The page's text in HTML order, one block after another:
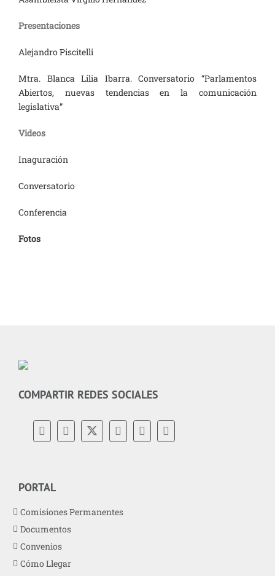
Presentaciones
Alejandro Piscitelli
Mtra. Blanca Lilia Ibarra. Conversatorio “Parlamentos
Abiertos, nuevas tendencias en la comunicación
legislativa”
Videos
Inaguración
Conversatorio
Conferencia
Fotos
COMPARTIR REDES SOCIALES
PORTAL
Comisiones Permanentes
Documentos
Convenios
Cómo Llegar